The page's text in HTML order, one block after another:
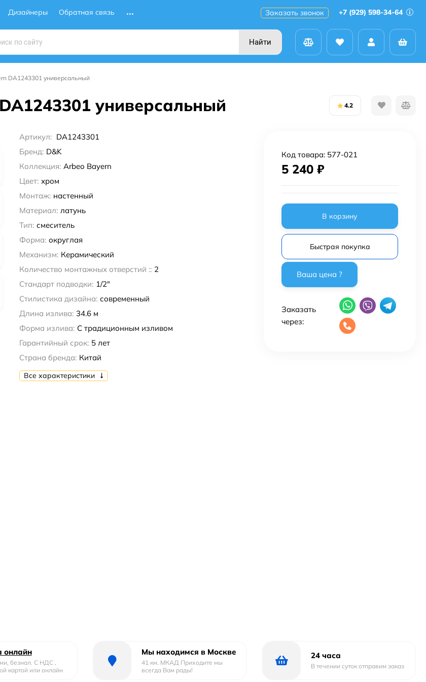
Дизайнеры Обратная связь Заказать звонок +7 (929) 598-34-64
Найти
DA1243301 универсальный
универсальный 4.2
Артикул: DA1243301
Бренд: D&K
Коллекция: Arbeo Bayern
Цвет: хром
Монтаж: настенный
Материал: латунь
Тип: смеситель
Форма: округлая
Механизм: Керамический
Количество монтажных отверстий :: 2
Стандарт подводки: 1/2"
Стилистика дизайна: современный
Длина излива: 34.6 м
Форма излива: С традиционным изливом
Гарантийный срок: 5 лет
Страна бренда: Китай
Все характеристики
Код товара: 577-021
5 240 ₽
В корзину
Быстрая покупка
Заказать
через:
онлайн
безнал. С НДС ,
картой или онлайн
Мы находимся в Москве
41 км. МКАД Приходите мы
всегда Вам рады!
24 часа
В течении суток отправим заказ